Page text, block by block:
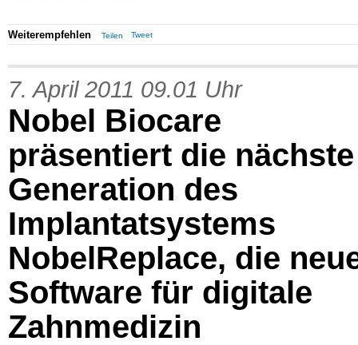
Weiterempfehlen Teilen Tweet
7. April 2011 09.01 Uhr
Nobel Biocare
präsentiert die nächste
Generation des
Implantatsystems
NobelReplace, die
Software für digitale
Zahnmedizin